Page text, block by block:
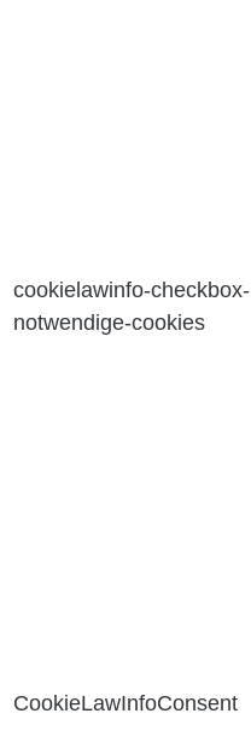
cookielawinfo-checkbox-
notwendige-cookies
CookieLawInfoConsent